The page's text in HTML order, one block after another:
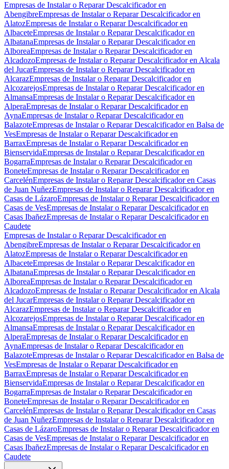
Empresas de Instalar o Reparar Descalcificador en
AbengibreEmpresas de Instalar o Reparar Descalcificador en
AlatozEmpresas de Instalar o Reparar Descalcificador en
AlbaceteEmpresas de Instalar o Reparar Descalcificador en
AlbatanaEmpresas de Instalar o Reparar Descalcificador en
AlboreaEmpresas de Instalar o Reparar Descalcificador en
AlcadozoEmpresas de Instalar o Reparar Descalcificador en Alcala
del JucarEmpresas de Instalar o Reparar Descalcificador en
AlcarazEmpresas de Instalar o Reparar Descalcificador en
AlcozarejosEmpresas de Instalar o Reparar Descalcificador en
AlmansaEmpresas de Instalar o Reparar Descalcificador en
AlperaEmpresas de Instalar o Reparar Descalcificador en
AynaEmpresas de Instalar o Reparar Descalcificador en
BalazoteEmpresas de Instalar o Reparar Descalcificador en Balsa de
VesEmpresas de Instalar o Reparar Descalcificador en
BarraxEmpresas de Instalar o Reparar Descalcificador en
BienservidaEmpresas de Instalar o Reparar Descalcificador en
BogarraEmpresas de Instalar o Reparar Descalcificador en
BoneteEmpresas de Instalar o Reparar Descalcificador en
CarcelénEmpresas de Instalar o Reparar Descalcificador en Casas
de Juan NuñezEmpresas de Instalar o Reparar Descalcificador en
Casas de LázaroEmpresas de Instalar o Reparar Descalcificador en
Casas de VesEmpresas de Instalar o Reparar Descalcificador en
Casas IbañezEmpresas de Instalar o Reparar Descalcificador en
Caudete
Empresas de Instalar o Reparar Descalcificador en
AbengibreEmpresas de Instalar o Reparar Descalcificador en
AlatozEmpresas de Instalar o Reparar Descalcificador en
AlbaceteEmpresas de Instalar o Reparar Descalcificador en
AlbatanaEmpresas de Instalar o Reparar Descalcificador en
AlboreaEmpresas de Instalar o Reparar Descalcificador en
AlcadozoEmpresas de Instalar o Reparar Descalcificador en Alcala
del JucarEmpresas de Instalar o Reparar Descalcificador en
AlcarazEmpresas de Instalar o Reparar Descalcificador en
AlcozarejosEmpresas de Instalar o Reparar Descalcificador en
AlmansaEmpresas de Instalar o Reparar Descalcificador en
AlperaEmpresas de Instalar o Reparar Descalcificador en
AynaEmpresas de Instalar o Reparar Descalcificador en
BalazoteEmpresas de Instalar o Reparar Descalcificador en Balsa de
VesEmpresas de Instalar o Reparar Descalcificador en
BarraxEmpresas de Instalar o Reparar Descalcificador en
BienservidaEmpresas de Instalar o Reparar Descalcificador en
BogarraEmpresas de Instalar o Reparar Descalcificador en
BoneteEmpresas de Instalar o Reparar Descalcificador en
CarcelénEmpresas de Instalar o Reparar Descalcificador en Casas
de Juan NuñezEmpresas de Instalar o Reparar Descalcificador en
Casas de LázaroEmpresas de Instalar o Reparar Descalcificador en
Casas de VesEmpresas de Instalar o Reparar Descalcificador en
Casas IbañezEmpresas de Instalar o Reparar Descalcificador en
Caudete